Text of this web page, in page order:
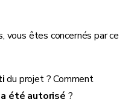
vous êtes concernés par ce
du projet ? Comment
été autorisé ?